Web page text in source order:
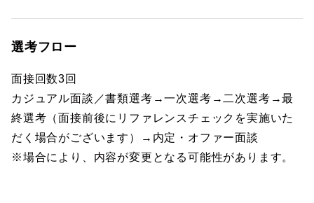
選考フロー
面接回数3回
カジュアル面談／書類選考→一次選考→二次選考→最
終選考（面接前後にリファレンスチェックを実施いた
だく場合がございます）→内定・オファー面談
※場合により、内容が変更となる可能性があります。